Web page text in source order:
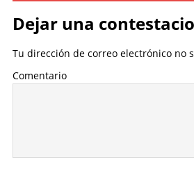
Dejar una
Tu dirección de correo electrónico no
Comentario